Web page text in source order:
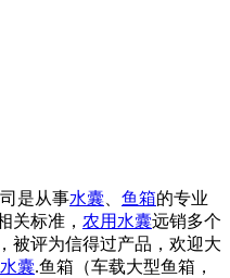
是从事水囊、 鱼箱的专业
关标准， 农用水囊远销多个
被评为信得过产品，欢迎大
囊.鱼箱（车载大型鱼箱，